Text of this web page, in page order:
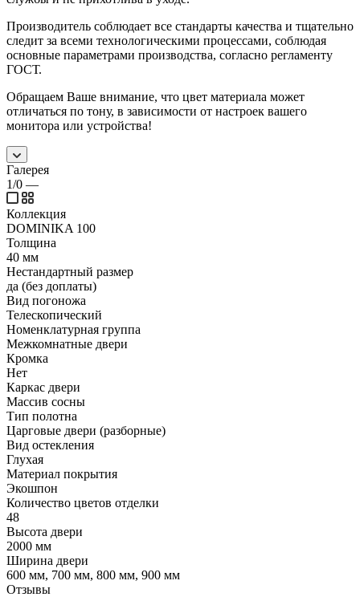
Производитель соблюдает все стандарты качества и тщательно
следит за всеми технологическими процессами, соблюдая
основные параметрами производства, согласно регламенту
ГОСТ.
Обращаем Ваше внимание, что цвет материала может
отличаться по тону, в зависимости от настроек вашего
монитора или устройства!
Галерея
1/0 —
Коллекция
DOMINIKA 100
Толщина
40 мм
Нестандартный размер
да (без доплаты)
Вид погоножа
Телескопический
Номенклатурная группа
Межкомнатные двери
Кромка
Нет
Каркас двери
Массив сосны
Тип полотна
Царговые двери (разборные)
Вид остекления
Глухая
Материал покрытия
Экошпон
Количество цветов отделки
48
Высота двери
2000 мм
Ширина двери
600 мм, 700 мм, 800 мм, 900 мм
Отзывы